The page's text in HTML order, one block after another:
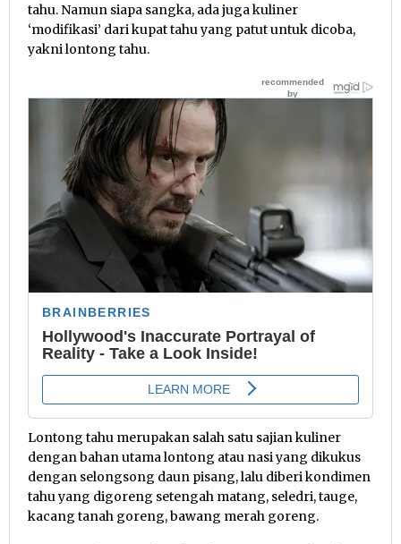
tahu. Namun siapa sangka, ada juga kuliner
‘modifikasi’ dari kupat tahu yang patut untuk dicoba,
yakni lontong tahu.
Lontong tahu merupakan salah satu sajian kuliner
dengan bahan utama lontong atau nasi yang dikukus
dengan selongsong daun pisang, lalu diberi kondimen
tahu yang digoreng setengah matang, seledri, tauge,
kacang tanah goreng, bawang merah goreng.